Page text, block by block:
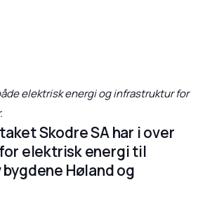
elektrisk energi og infrastruktur for
Skodre SA har i over
elektrisk energi til
Høland og